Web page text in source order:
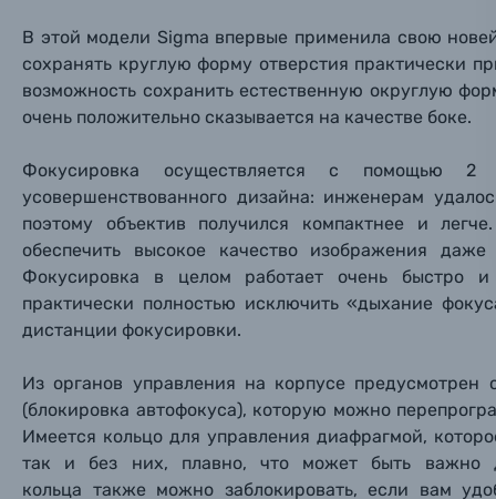
Ваш
Ваш
Электроника
Материалы
Осветительное оборудование
Фоторамки
Фотоальбомы
Солнцезащитные очки
Б/У фототехника (Комиссионные товары)
Номер
В этой модели Sigma впервые применила свою
сохранять круглую форму отверстия практически
возможность сохранить естественную округлую
очень положительно сказывается на качестве боке.
Фокусировка осуществляется с помощью
усовершенствованного дизайна: инженерам
поэтому объектив получился компактнее и
обеспечить высокое качество изображения
Фокусировка в целом работает очень быстро
практически полностью исключить «дыхание
дистанции фокусировки.
Из органов управления на корпусе
(блокировка автофокуса), которую можно
Имеется кольцо для управления диафрагмой,
так и без них, плавно, что может быть важно
кольца также можно заблокировать, если вам
Ваш